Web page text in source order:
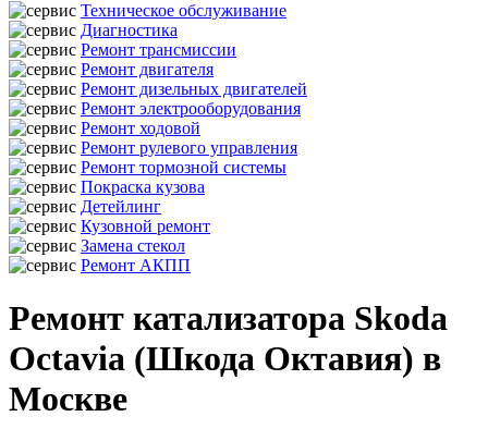
Техническое обслуживание
Диагностика
Ремонт трансмиссии
Ремонт двигателя
Ремонт дизельных двигателей
Ремонт электрооборудования
Ремонт ходовой
Ремонт рулевого управления
Ремонт тормозной системы
Покраска кузова
Детейлинг
Кузовной ремонт
Замена стекол
Ремонт АКПП
Ремонт катализатора Skoda
Octavia (Шкода Октавия) в
Москве